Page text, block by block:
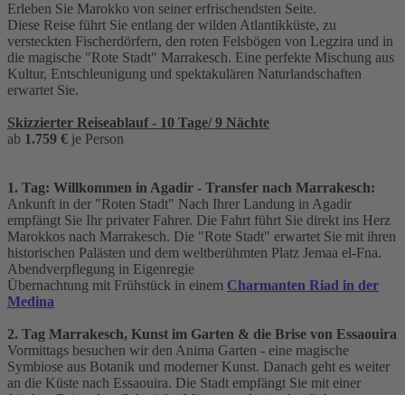
Erleben Sie Marokko von seiner erfrischendsten Seite.
Diese Reise führt Sie entlang der wilden Atlantikküste, zu
versteckten Fischerdörfern, den roten Felsbögen von Legzira und in
die magische "Rote Stadt" Marrakesch. Eine perfekte Mischung aus
Kultur, Entschleunigung und spektakulären Naturlandschaften
erwartet Sie.
Skizzierter Reiseablauf - 10 Tage/ 9 Nächte
ab 1.759 € je Person
1. Tag: Willkommen in Agadir - Transfer nach Marrakesch:
Ankunft in der "Roten Stadt" Nach Ihrer Landung in Agadir
empfängt Sie Ihr privater Fahrer. Die Fahrt führt Sie direkt ins Herz
Marokkos nach Marrakesch. Die "Rote Stadt" erwartet Sie mit ihren
historischen Palästen und dem weltberühmten Platz Jemaa el-Fna.
Abendverpflegung in Eigenregie
Übernachtung mit Frühstück in einem Charmanten Riad in der
Medina
2. Tag Marrakesch, Kunst im Garten & die Brise von Essaouira
Vormittags besuchen wir den Anima Garten - eine magische
Symbiose aus Botanik und moderner Kunst. Danach geht es weiter
an die Küste nach Essaouira. Die Stadt empfängt Sie mit einer